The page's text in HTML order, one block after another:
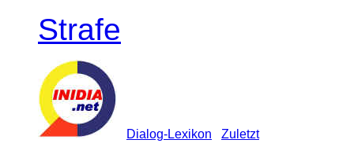
Strafe
Dialog-Lexikon Zuletzt